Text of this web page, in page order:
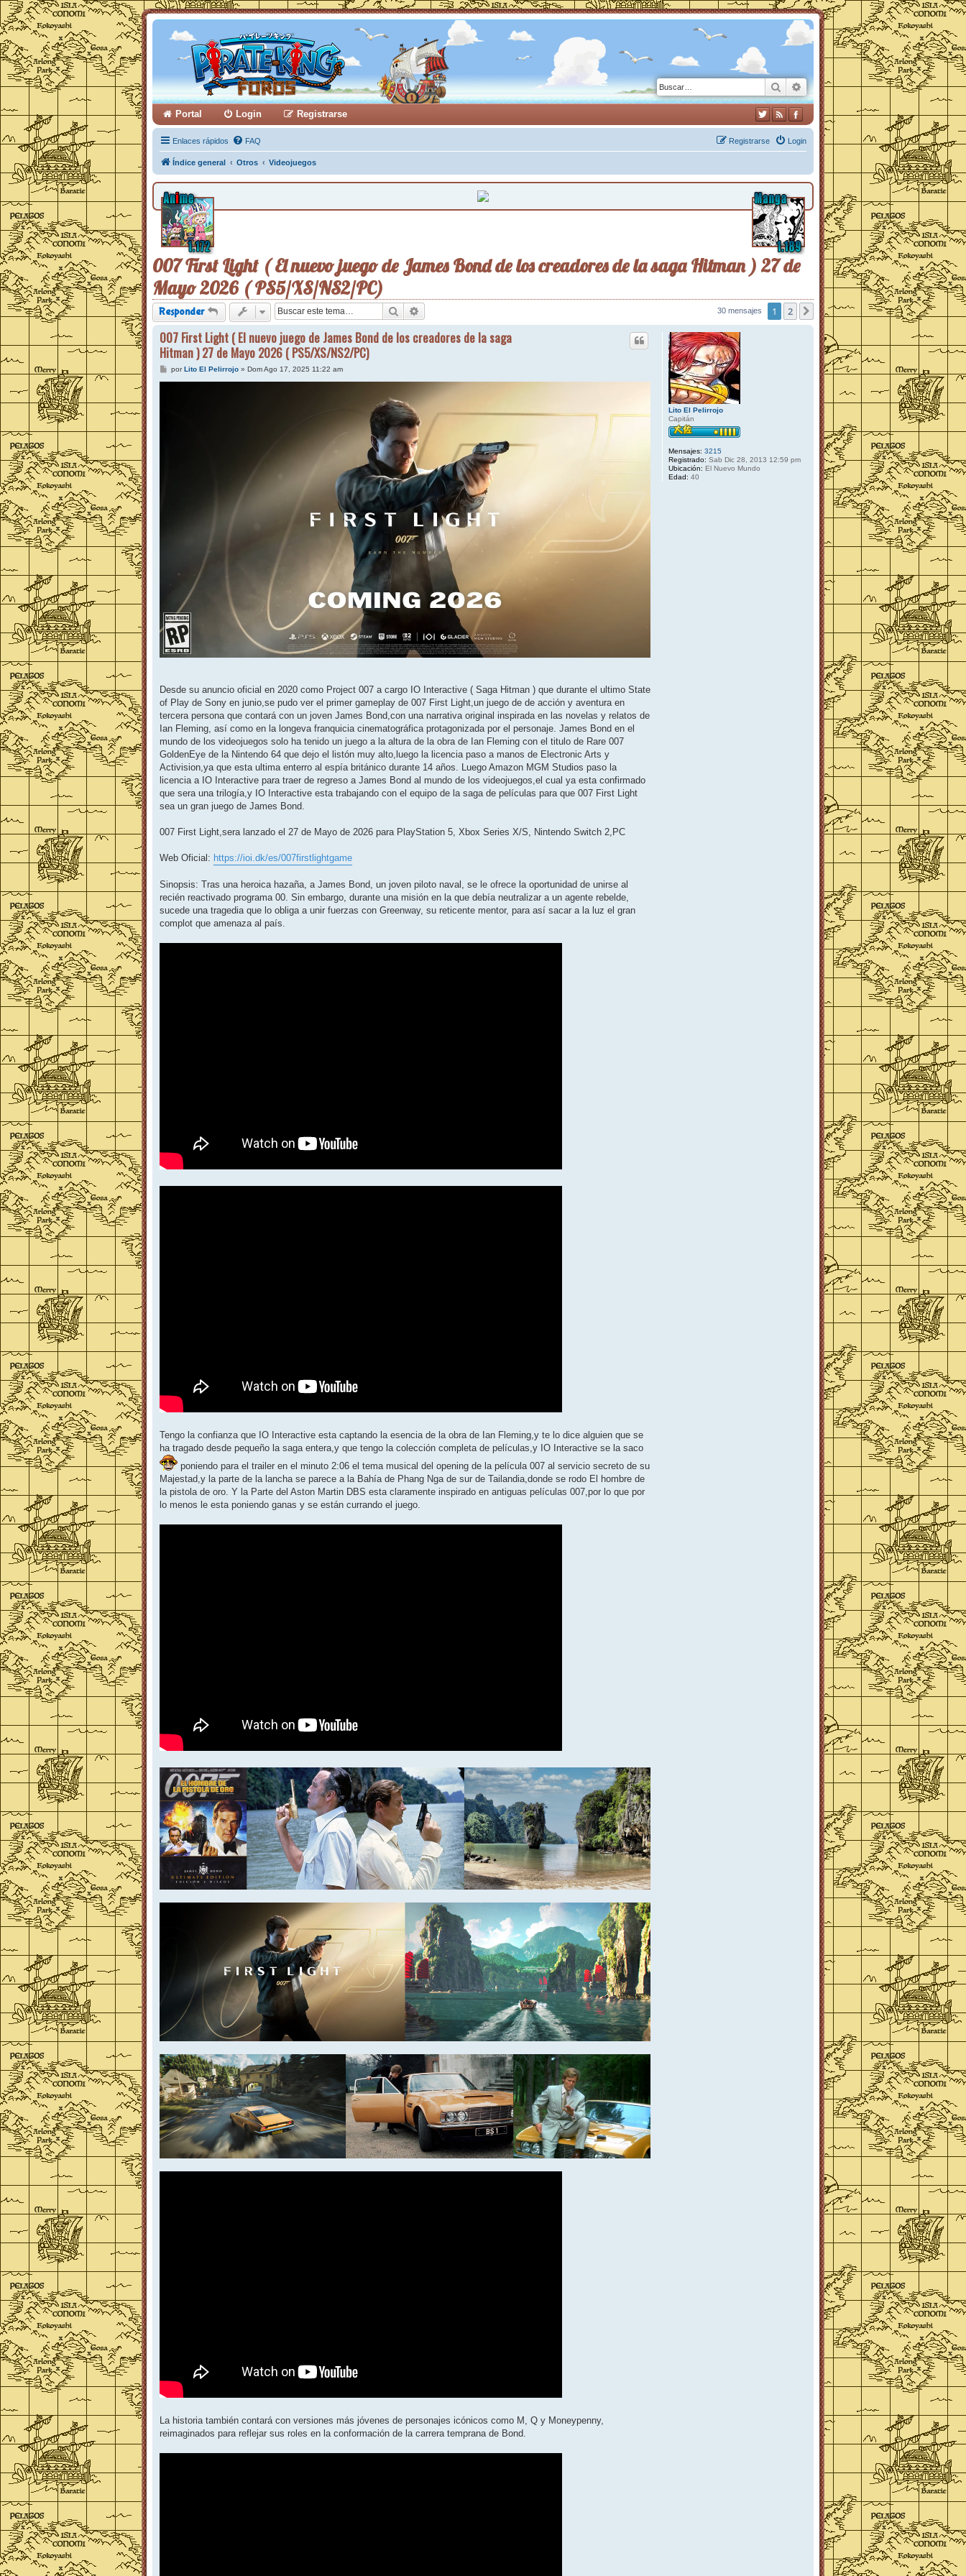
BuscarBúsqueda avanzada
Portal Login Registrarse
Enlaces rápidos FAQ Login
Registrarse
Índice general Otros Videojuegos
007 First Light ( El nuevo juego de James Bond de los creadores de la saga Hitman ) 27 de
Mayo 2026 ( PS5/XS/NS2/PC)
Responder Buscar 30 mensajes 1 2 Siguiente
Lito El Pelirrojo
Capitán
Mensajes: 3215
Registrado: Sab Dic 28, 2013 12:59 pm
Ubicación: El Nuevo Mundo
Edad: 40
007 First Light ( El nuevo juego de James Bond de los creadores de la saga
Hitman ) 27 de Mayo 2026 ( PS5/XS/NS2/PC)
MporLito El Pelirrojo» Dom Ago 17, 2025 11:22 am
Desde su anuncio oficial en 2020 como Project 007 a cargo IO Interactive ( Saga Hitman ) que durante el ultimo State
of Play de Sony en junio,se pudo ver el primer gameplay de 007 First Light,un juego de de acción y aventura en
tercera persona que contará con un joven James Bond,con una narrativa original inspirada en las novelas y relatos de
Ian Fleming, así como en la longeva franquicia cinematográfica protagonizada por el personaje. James Bond en el
mundo de los videojuegos solo ha tenido un juego a la altura de la obra de Ian Fleming con el titulo de Rare 007
GoldenEye de la Nintendo 64 que dejo el listón muy alto,luego la licencia paso a manos de Electronic Arts y
Activision,ya que esta ultima enterro al espía británico durante 14 años. Luego Amazon MGM Studios paso la
licencia a IO Interactive para traer de regreso a James Bond al mundo de los videojuegos,el cual ya esta confirmado
que sera una trilogía,y IO Interactive esta trabajando con el equipo de la saga de películas para que 007 First Light
sea un gran juego de James Bond.
007 First Light,sera lanzado el 27 de Mayo de 2026 para PlayStation 5, Xbox Series X/S, Nintendo Switch 2,PC
Web Oficial: https://ioi.dk/es/007firstlightgame
Sinopsis: Tras una heroica hazaña, a James Bond, un joven piloto naval, se le ofrece la oportunidad de unirse al
recién reactivado programa 00. Sin embargo, durante una misión en la que debía neutralizar a un agente rebelde,
sucede una tragedia que lo obliga a unir fuerzas con Greenway, su reticente mentor, para así sacar a la luz el gran
complot que amenaza al país.
Tengo la confianza que IO Interactive esta captando la esencia de la obra de Ian Fleming,y te lo dice alguien que se
ha tragado desde pequeño la saga entera,y que tengo la colección completa de películas,y IO Interactive se la saco
poniendo para el trailer en el minuto 2:06 el tema musical del opening de la película 007 al servicio secreto de su
Majestad,y la parte de la lancha se parece a la Bahía de Phang Nga de sur de Tailandia,donde se rodo El hombre de
la pistola de oro. Y la Parte del Aston Martin DBS esta claramente inspirado en antiguas películas 007,por lo que por
lo menos le esta poniendo ganas y se están currando el juego.
La historia también contará con versiones más jóvenes de personajes icónicos como M, Q y Moneypenny,
reimaginados para reflejar sus roles en la conformación de la carrera temprana de Bond.